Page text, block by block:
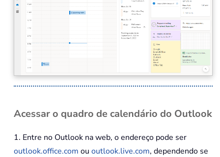
Acessar o quadro de calendário do Outlook
1. Entre no Outlook na web, o endereço pode ser
outlook.office.com ou outlook.live.com, dependendo se